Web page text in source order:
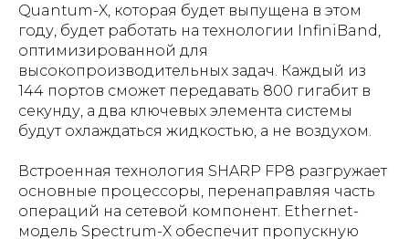
Quantum-X, которая будет выпущена в этом
году, будет работать на технологии InfiniBand,
оптимизированной для
высокопроизводительных задач. Каждый из
144 портов сможет передавать 800 гигабит в
секунду, а два ключевых элемента системы
будут охлаждаться жидкостью, а не воздухом.
Встроенная технология SHARP FP8 разгружает
основные процессоры, перенаправляя часть
операций на сетевой компонент. Ethernet-
модель Spectrum-X обеспечит пропускную